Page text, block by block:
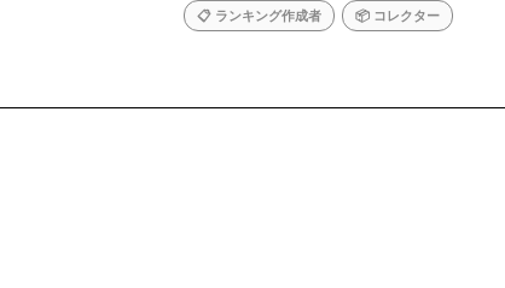
📋 ランキング作成者 📦 コレクター